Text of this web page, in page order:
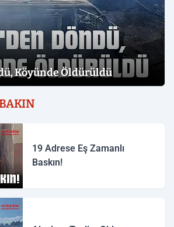
Köyünde Öldürüldü
19 Adrese Eş Zamanlı
Baskın!